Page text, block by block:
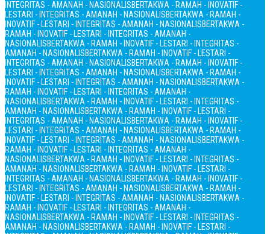
INTEGRITAS - AMANAH - NASIONALISBERTAKWA - RAMAH - INOVATIF -
LESTARI - INTEGRITAS - AMANAH - NASIONALISBERTAKWA - RAMAH -
INOVATIF - LESTARI - INTEGRITAS - AMANAH - NASIONALISBERTAKWA -
RAMAH - INOVATIF - LESTARI - INTEGRITAS - AMANAH -
NASIONALISBERTAKWA - RAMAH - INOVATIF - LESTARI - INTEGRITAS -
AMANAH - NASIONALISBERTAKWA - RAMAH - INOVATIF - LESTARI -
INTEGRITAS - AMANAH - NASIONALISBERTAKWA - RAMAH - INOVATIF -
LESTARI - INTEGRITAS - AMANAH - NASIONALISBERTAKWA - RAMAH -
INOVATIF - LESTARI - INTEGRITAS - AMANAH - NASIONALISBERTAKWA -
RAMAH - INOVATIF - LESTARI - INTEGRITAS - AMANAH -
NASIONALISBERTAKWA - RAMAH - INOVATIF - LESTARI - INTEGRITAS -
AMANAH - NASIONALISBERTAKWA - RAMAH - INOVATIF - LESTARI -
INTEGRITAS - AMANAH - NASIONALISBERTAKWA - RAMAH - INOVATIF -
LESTARI - INTEGRITAS - AMANAH - NASIONALISBERTAKWA - RAMAH -
INOVATIF - LESTARI - INTEGRITAS - AMANAH - NASIONALISBERTAKWA -
RAMAH - INOVATIF - LESTARI - INTEGRITAS - AMANAH -
NASIONALISBERTAKWA - RAMAH - INOVATIF - LESTARI - INTEGRITAS -
AMANAH - NASIONALISBERTAKWA - RAMAH - INOVATIF - LESTARI -
INTEGRITAS - AMANAH - NASIONALISBERTAKWA - RAMAH - INOVATIF -
LESTARI - INTEGRITAS - AMANAH - NASIONALISBERTAKWA - RAMAH -
INOVATIF - LESTARI - INTEGRITAS - AMANAH - NASIONALISBERTAKWA -
RAMAH - INOVATIF - LESTARI - INTEGRITAS - AMANAH -
NASIONALISBERTAKWA - RAMAH - INOVATIF - LESTARI - INTEGRITAS -
AMANAH - NASIONALISBERTAKWA - RAMAH - INOVATIF - LESTARI -